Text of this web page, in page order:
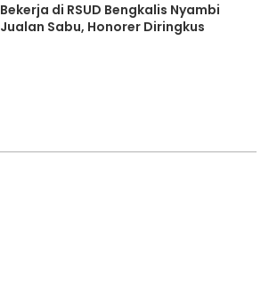
Bekerja di RSUD Bengkalis Nyambi
Jualan Sabu, Honorer Diringkus